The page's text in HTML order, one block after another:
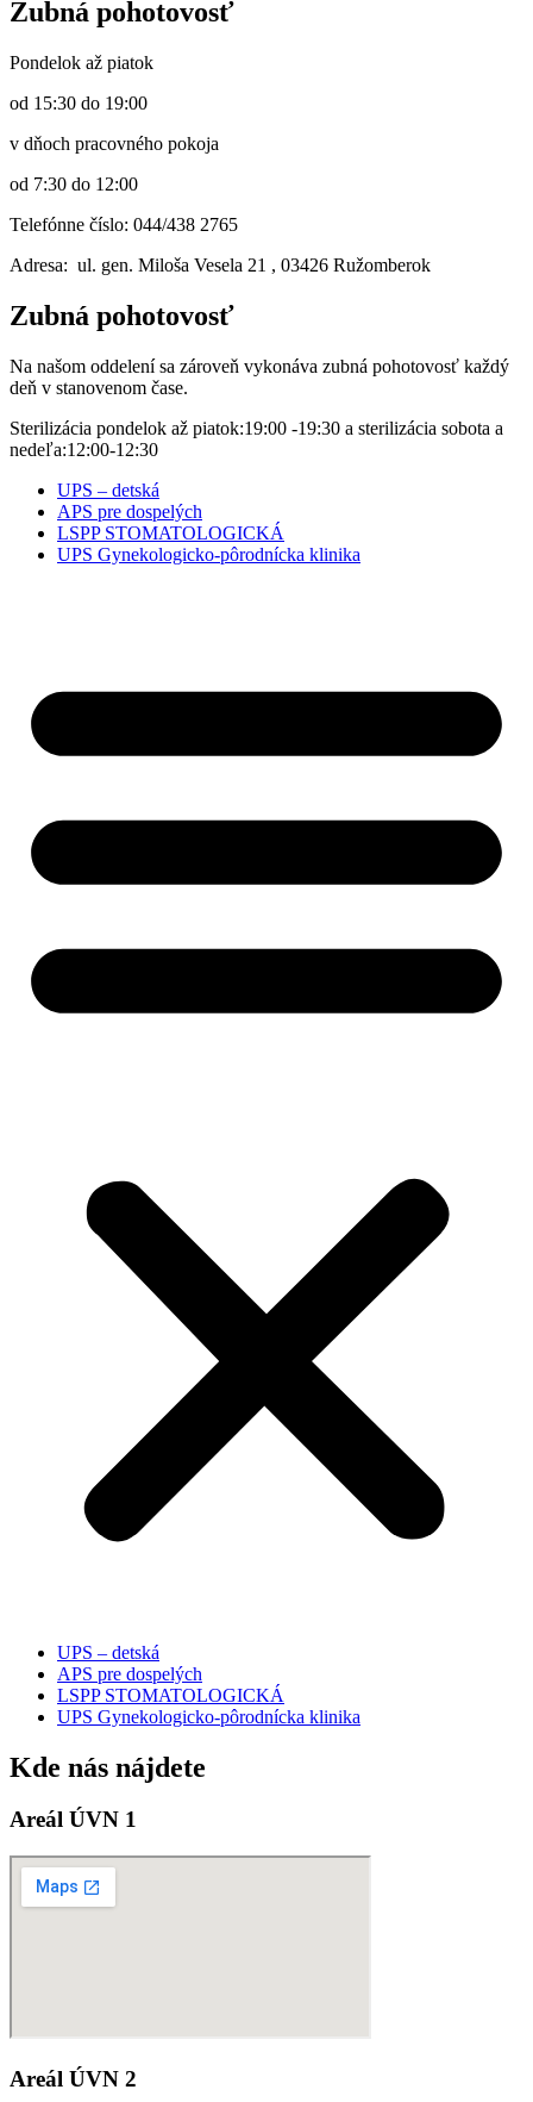
Zubná pohotovosť
Pondelok až piatok
od 15:30 do 19:00
v dňoch pracovného pokoja
od 7:30 do 12:00
Telefónne číslo: 044/438 2765
Adresa: ul. gen. Miloša Vesela 21 , 03426 Ružomberok
Zubná pohotovosť
Na našom oddelení sa zároveň vykonáva zubná pohotovosť každý
deň v stanovenom čase.
Sterilizácia pondelok až piatok:19:00 -19:30 a sterilizácia sobota a
nedeľa:12:00-12:30
UPS – detská
APS pre dospelých
LSPP STOMATOLOGICKÁ
UPS Gynekologicko-pôrodnícka klinika
UPS – detská
APS pre dospelých
LSPP STOMATOLOGICKÁ
UPS Gynekologicko-pôrodnícka klinika
Kde nás nájdete
Areál ÚVN 1
Areál ÚVN 2